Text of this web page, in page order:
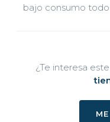
bajo consumo todo
¿Te interesa